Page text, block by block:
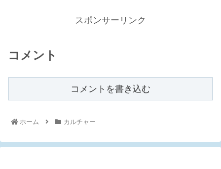
スポンサーリンク
コメント
コメントを書き込む
ホーム カルチャー